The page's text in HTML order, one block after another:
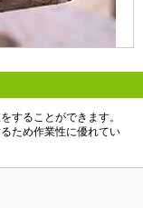
することができます。
ため作業性に優れてい